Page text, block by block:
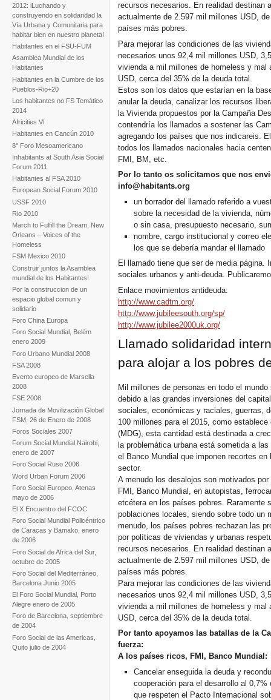
viviendas populares
Blog: Territorios,
Gobernanza y Democracia
2012: iLuchando y
construyendo en solidaridad la
Vía Urbana y Comunitaria para
habitar bien en nuestro planeta!
Habitantes en el FSU-FUM
Asamblea Mundial de los
Habitantes
Habitantes en la Cumbre de los
Pueblos-Rio+20
Los habitantes no FS Temático
2014
Africities VI
Habitantes en Cancún 2010
8° Foro Mesoamericano
Inhabitants at South Asia Social
Forum 2011
Habitantes al FSA 2010
European Social Forum 2010
USSF 2010
Rio 2010
March to Fulfill the Dream, New
Orleans – Voices of the
Homeless
FSM Mexico 2010
Construir juntos la Asamblea
mundial de los Habitantes!
Por la construccion de un
espacio global comun y
solidario
Foro China Europa
Foro Social Mundial, Belém
enero 2009
Foro Urbano Mundial 2008
FSA 2008
Evento europeo de Marsella
2008
FSE 2008
Jornada de Movilización Global
FSM, 26 de Enero de 2008
Foros Sociales 2007
Forum Social Mundial Nairobi,
enero de 2007
Foro Social Ruso 2006
Word Urban Forum 2006
Foro Social Europeo, Atenas
mayo de 2006
El X Encuentro del FCOC
Foro Social Mundial Policéntrico
de Caracas y Bamako, enero
de 2006
Foro Social de Africa del Sur,
octubre de 2005
Foro Social del Mediterráneo,
Barcelona Junio 2005
El Foro Social Mundial, Porto
Alegre enero de 2005
Foro de Barcelona, septiembre
de 2004
Foro Social de las Americas,
Quito julio de 2004
recursos necesarios. En realidad destinan
actualmente de 2.597 mil millones USD,
países más pobres.
Para mejorar las condiciones de las
necesarios unos 92,4 mil millones USD,
vivienda a mil millones de homeless y mal
USD, cerca del 35% de la deuda total.
Estos son los datos que estarían en la
anular la deuda, canalizar los recursos
la Vivienda propuestos por la Campaña
contendría los llamados a sostener las
agregando los países que nos indicareis.
todos los llamados nacionales hacia
FMI, BM, etc.
Por lo tanto os solicitamos que nos
info@habitants.org
un borrador del llamado referido a
sobre la necesidad de la vivienda,
o sin casa, presupuesto necesario,
nombre, cargo institucional y correo
los que se debería mandar el llamado
El llamado tiene que ser de media
sociales urbanos y anti-deuda.
Enlace movimientos antideuda:
http://www.cadtm.org/
http://www.jubileesouth.org/sp/
http://www.jubilee2000uk.org/
Llamado solidaridad
para alojar a los pobres
Mil millones de personas en todo el
debido a las grandes inversiones del
sociales, económicas y raciales, guerras,
100 millones para el 2015, como
(MDG), esta cantidad está destinada a
la problemática urbana está sometida a
el Banco Mundial que imponen recortes
sector.
A menudo los desalojos son motivados
FMI, Banco Mundial, en autopistas,
etcétera en los países pobres. Raramente
poblaciones locales, siendo sobre todo un
menudo, los países pobres rechazan las
por políticas de viviendas y urbanas
recursos necesarios. En realidad destinan
actualmente de 2.597 mil millones USD,
países más pobres.
Para mejorar las condiciones de las
necesarios unos 92,4 mil millones USD,
vivienda a mil millones de homeless y mal
USD, cerca del 35% de la deuda total.
Por tanto apoyamos las batallas de la
fuerza:
A los países ricos, FMI, Banco Mundial:
Cancelar enseguida la deuda y
cooperación para el desarrollo al
que respeten el Pacto Internacional